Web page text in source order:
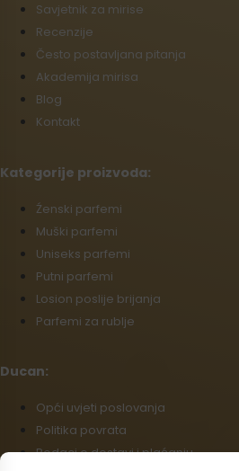
Savjetnik za mirise
Recenzije
Često postavljana pitanja
Akademija mirisa
Blog
Kontakt
Kategorije proizvoda:
Źenski parfemi
Muški parfemi
Uniseks parfemi
Putni parfemi
Losion poslije brijanja
Parfemi za rublje
Ducan:
Opći uvjeti poslovanja
Politika povrata
Podaci o dostavi i plaćanju